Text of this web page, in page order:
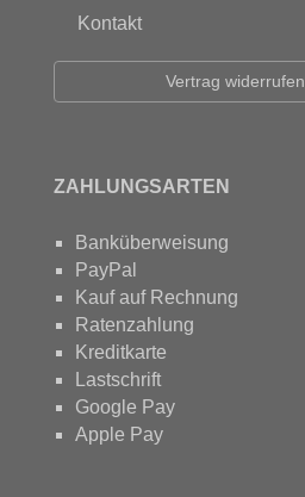
Kontakt
Vertrag widerrufen
ZAHLUNGSARTEN
Banküberweisung
PayPal
Kauf auf Rechnung
Ratenzahlung
Kreditkarte
Lastschrift
Google Pay
Apple Pay